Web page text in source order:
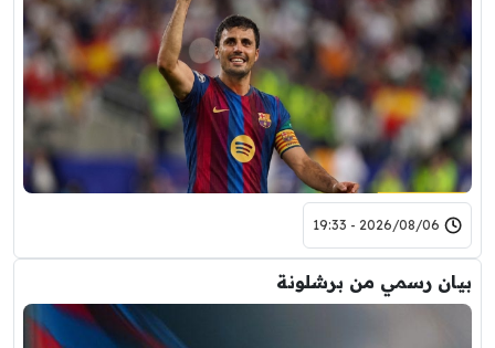
2026/08/06 - 19:33
بيان رسمي من برشلونة